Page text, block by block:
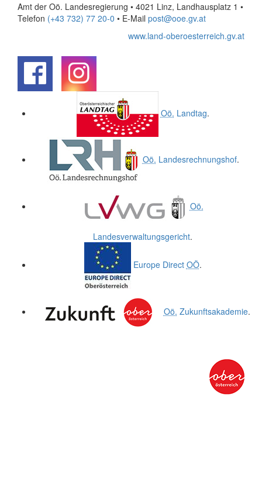
Amt der Oö. Landesregierung • 4021 Linz, Landhausplatz 1 •
Telefon (+43 732) 77 20-0 • E-Mail post@ooe.gv.at
www.land-oberoesterreich.gv.at
Oö. Landtag.
Oö. Landesrechnungshof.
Oö.
Landesverwaltungsgericht.
Europe Direct OÖ.
Oö. Zukunftsakademie.